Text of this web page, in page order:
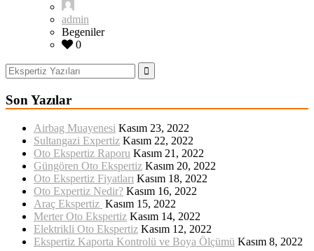
admin
Begeniler
0
Son Yazılar
Airbag Muayenesi Kasım 23, 2022
Sultangazi Expertiz Kasım 22, 2022
Oto Ekspertiz Raporu Kasım 21, 2022
Güngören Oto Ekspertiz Kasım 20, 2022
Oto Ekspertiz Fiyatları Kasım 18, 2022
Oto Expertiz Nedir? Kasım 16, 2022
Araç Ekspertiz Kasım 15, 2022
Merter Oto Ekspertiz Kasım 14, 2022
Elektrikli Oto Ekspertiz Kasım 12, 2022
Ekspertiz Kaporta Kontrolü ve Boya Ölçümü Kasım 8, 2022